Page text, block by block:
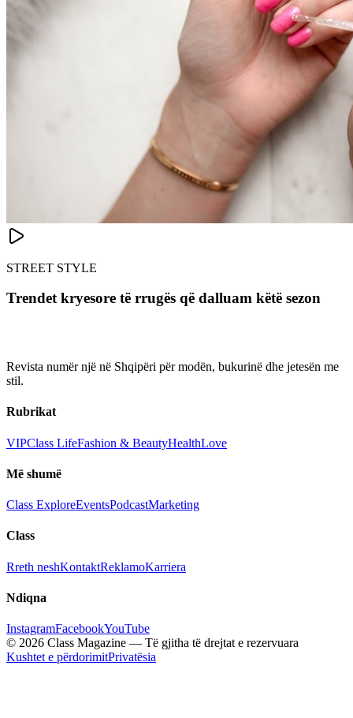
STREET STYLE
Trendet kryesore të rrugës që dalluam këtë sezon
Revista numër një në Shqipëri për modën, bukurinë dhe jetesën me
stil.
Rubrikat
VIPClass LifeFashion & BeautyHealthLove
Më shumë
Class ExploreEventsPodcastMarketing
Class
Rreth neshKontaktReklamoKarriera
Ndiqna
InstagramFacebookYouTube
© 2026 Class Magazine — Të gjitha të drejtat e rezervuara
Kushtet e përdorimitPrivatësia